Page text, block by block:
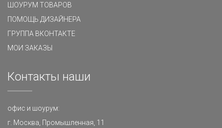
ШОУРУМ ТОВАРОВ
ПОМОЩЬ ДИЗАЙНЕРА
ГРУППА ВКОНТАКТЕ
МОИ ЗАКАЗЫ
Контакты наши
офис и шоурум:
г. Москва, Промышленная, 11